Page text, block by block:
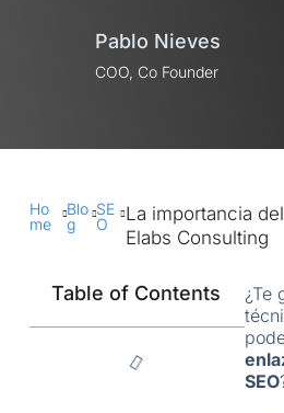
Pablo Nieves
COO, Co Founder
Ho
me
Blo
g
SE
O
La importancia
Elabs Consulting
Table of Contents
¿Te
SEO